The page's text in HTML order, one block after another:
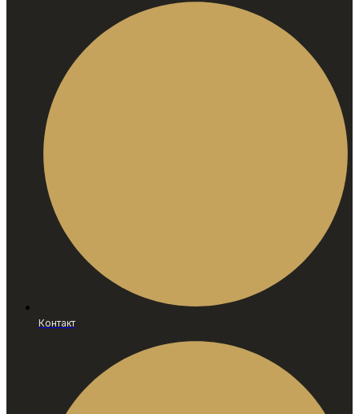
Контакт